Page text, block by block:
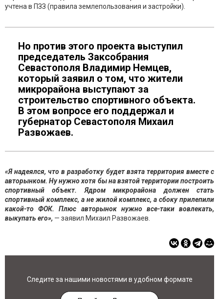
учтена в ПЗЗ (правила землепользования и застройки).
Но против этого проекта выступил
председатель Заксобрания
Севастополя Владимир Немцев,
который заявил о том, что жители
микрорайона выступают за
строительство спортивного объекта.
В этом вопросе его поддержал и
губернатор Севастополя Михаил
Развожаев.
«Я надеялся, что в разработку будет взята территория вместе с
авторынком. Ну нужно хотя бы на взятой территории построить
спортивный объект. Ядром микрорайона должен стать
спортивный комплекс, а не жилой комплекс, а сбоку прилепили
какой-то ФОК. Плюс авторынок нужно все-таки вовлекать,
выкупать его», — заявил Михаил Развожаев.
Следите за нашими новостями в удобном формате